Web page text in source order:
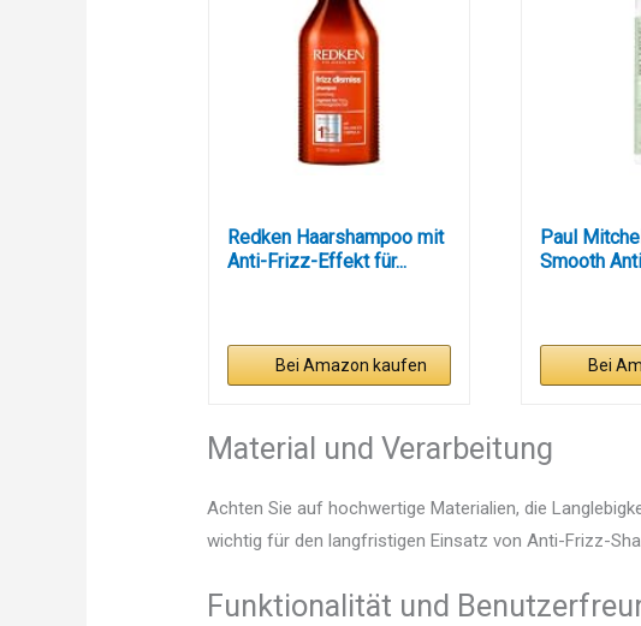
Redken Haarshampoo mit
Anti-Frizz-Effekt für...
Bei Amazon kaufen
Paul
Smooth
Bei
Material und Verarbeitung
Achten Sie auf hochwertige Materialien, die
wichtig für den langfristigen Einsatz von Anti-Frizz-
Funktionalität und